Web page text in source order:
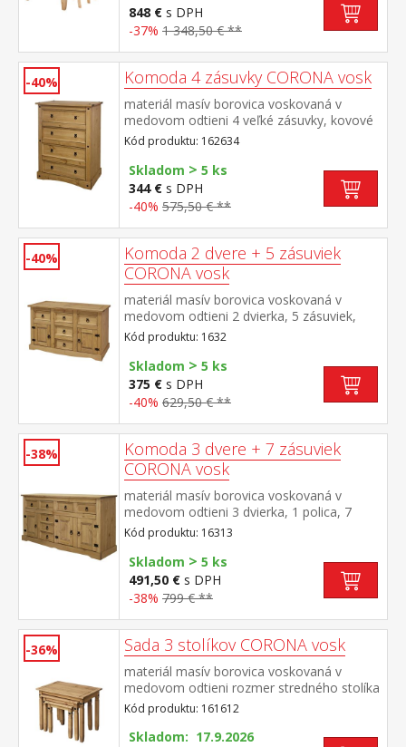
× 76 cm rozmer stoličky (š/h/v) 45 × 50 ×
107 cm súčasť zostavy Corona
848 € s DPH
-37% 1 348,50 € **
-40% Komoda 4 zásuvky CORONA vosk
materiál masív borovica voskovaná v
medovom odtieni 4 veľké zásuvky, kovové
ozdobné úchytky súčasť zostavy Corona
Kód produktu: 162634
Skladom > 5 ks
344 € s DPH
-40% 575,50 € **
-40%
Komoda 2 dvere + 5 zásuviek
CORONA vosk
materiál masív borovica voskovaná v
medovom odtieni 2 dvierka, 5 zásuviek,
kovové ozdobné úchytky možné doplniť
nadstavcom Corona 16465 súčasť zostavy
Corona
Kód produktu: 1632
Skladom > 5 ks
375 € s DPH
-40% 629,50 € **
-38%
Komoda 3 dvere + 7 zásuviek
CORONA vosk
materiál masív borovica voskovaná v
medovom odtieni 3 dvierka, 1 polica, 7
zásuviek, kovové ozdobné úchytky súčasť
zostavy Corona
Kód produktu: 16313
Skladom > 5 ks
491,50 € s DPH
-38% 799 € **
-36% Sada 3 stolíkov CORONA vosk
materiál masív borovica voskovaná v
medovom odtieni rozmer stredného stolíka
(š/h/v) 52 × 37 × 47 cm rozmer
najmenšieho stolíka (š/h/v) 38 × 32 × 40 cm
súčasť zostavy Corona
Kód produktu: 161612
Skladom: 17.9.2026